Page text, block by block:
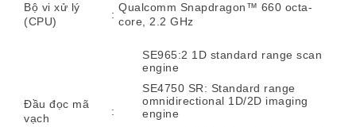
Bộ vi xử lý
(CPU)
:
Qualcomm Snapdragon™ 660 octa-
core, 2.2 GHz
Đầu đọc mã
vạch
:
SE965:2 1D standard range scan
engine
SE4750 SR: Standard range
omnidirectional 1D/2D imaging
engine